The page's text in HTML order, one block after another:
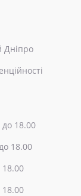
Дніпро
до 18.00
18.00
18.00
18.00